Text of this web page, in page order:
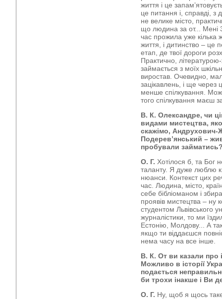
життя і це
це питання і, справді, з
не велике місто,
що людина за от... Мені
час прожила уже кілька
життя, і дитинство – це
етап, де твої дороги
Практично,
займається з моїх
виростав. Очевидно,
зацікавлень, і ще через
менше спілкування.
того спілкування маєш
В. К. Олександре, чи
видами мистецтва,
скажімо, Андрухович-
Подерев’янський –
пробували
О. Г. Хотілося б, та Бог
таланту. Я дуже люблю
нюанси. Контекст цих
час. Людина, місто,
себе бібліоманом і
проявів мистецтва – ну
студентом Львівського
журналістики, то ми
Естонію, Молдову... А
якщо ти віддаєшся
нема часу на все інше.
В. К. От ви казали про
Можливо в історії
подається
би трохи інакше і Ви
О. Г. Ну, щоб я щось таке